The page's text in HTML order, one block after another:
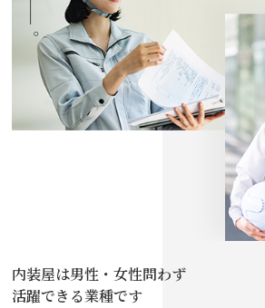
内装屋は男性・女性問わず
活躍できる業種です